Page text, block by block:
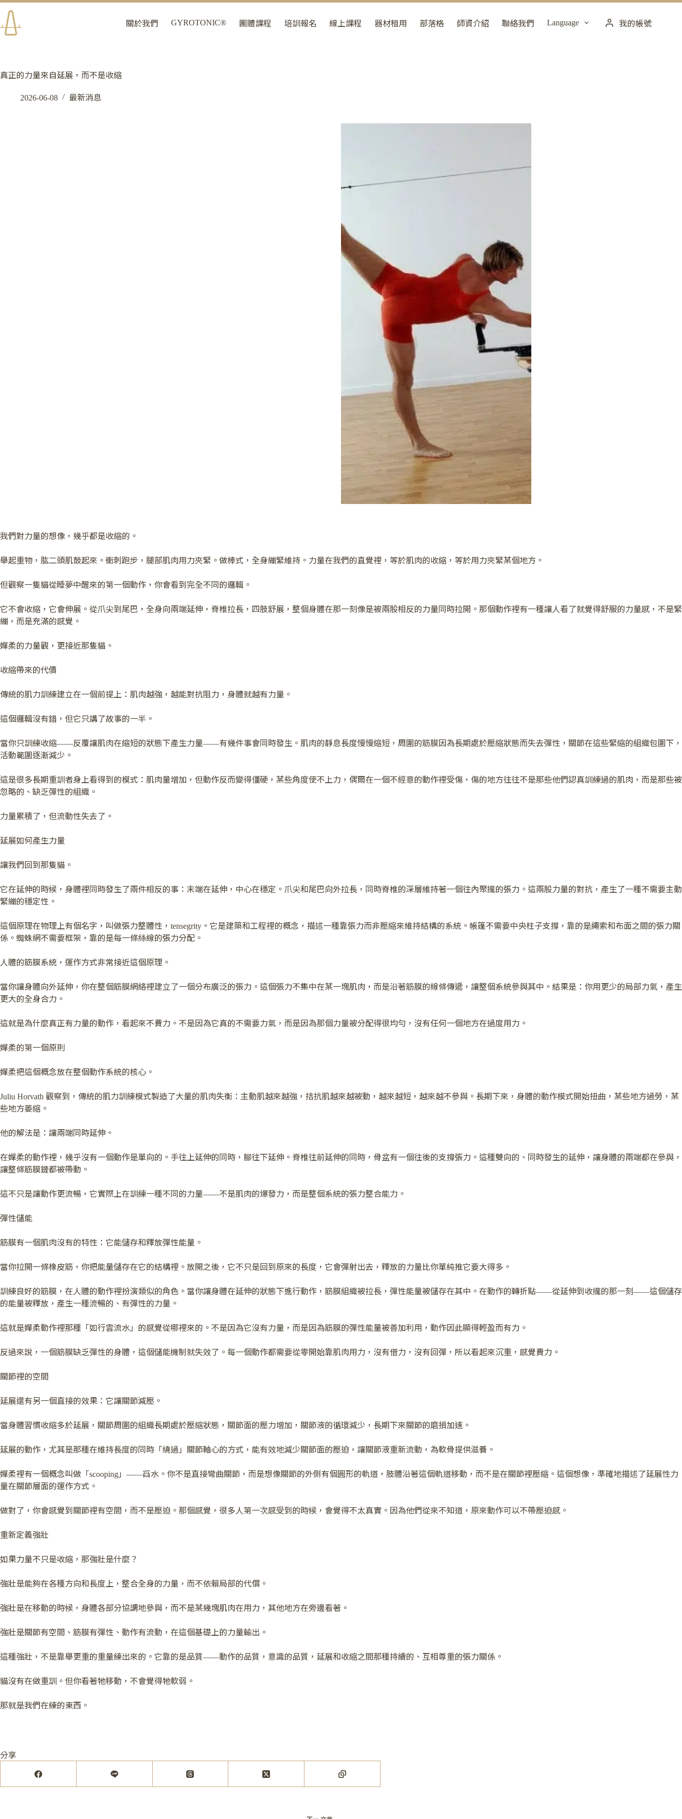
至
主
關於我們 GYROTONIC® 團體課程 培訓報名 線上課程 器材租用 部落格 師資介紹 聯絡我們 Language 我的帳號
真正的力量來自延展，而不是收縮
2026-06-08 最新消息
我們對力量的想像，幾乎都是收縮的。
舉起重物，肱二頭肌鼓起來。衝刺跑步，腿部肌肉用力夾緊。做棒式，全身繃緊維持。力量在我們的直覺裡，等於肌肉的收縮，等於用力夾緊某個地方。
但觀察一隻貓從睡夢中醒來的第一個動作，你會看到完全不同的邏輯。
它不會收縮，它會伸展。從爪尖到尾巴，全身向兩端延伸，脊椎拉長，四肢舒展，整個身體在那一刻像是被兩股相反的力量同時拉開。那個動作裡有一種讓人看了就覺得舒服的力量感，不是緊
繃，而是充滿的感覺。
嬋柔的力量觀，更接近那隻貓。
收縮帶來的代價
傳統的肌力訓練建立在一個前提上：肌肉越強，越能對抗阻力，身體就越有力量。
這個邏輯沒有錯，但它只講了故事的一半。
當你只訓練收縮——反覆讓肌肉在縮短的狀態下產生力量——有幾件事會同時發生。肌肉的靜息長度慢慢縮短，周圍的筋膜因為長期處於壓縮狀態而失去彈性，關節在這些緊縮的組織包圍下，
活動範圍逐漸減少。
這是很多長期重訓者身上看得到的模式：肌肉量增加，但動作反而變得僵硬，某些角度使不上力，偶爾在一個不經意的動作裡受傷，傷的地方往往不是那些他們認真訓練過的肌肉，而是那些被
忽略的、缺乏彈性的組織。
力量累積了，但流動性失去了。
延展如何產生力量
讓我們回到那隻貓。
它在延伸的時候，身體裡同時發生了兩件相反的事：末端在延伸，中心在穩定。爪尖和尾巴向外拉長，同時脊椎的深層維持著一個往內聚攏的張力。這兩股力量的對抗，產生了一種不需要主動
緊繃的穩定性。
這個原理在物理上有個名字，叫做張力整體性，tensegrity。它是建築和工程裡的概念，描述一種靠張力而非壓縮來維持結構的系統。帳篷不需要中央柱子支撐，靠的是繩索和布面之間的張力關
係。蜘蛛網不需要框架，靠的是每一條絲線的張力分配。
人體的筋膜系統，運作方式非常接近這個原理。
當你讓身體向外延伸，你在整個筋膜網絡裡建立了一個分布廣泛的張力。這個張力不集中在某一塊肌肉，而是沿著筋膜的線條傳遞，讓整個系統參與其中。結果是：你用更少的局部力氣，產生
更大的全身合力。
這就是為什麼真正有力量的動作，看起來不費力。不是因為它真的不需要力氣，而是因為那個力量被分配得很均勻，沒有任何一個地方在過度用力。
嬋柔的第一個原則
嬋柔把這個概念放在整個動作系統的核心。
Juliu Horvath 觀察到，傳統的肌力訓練模式製造了大量的肌肉失衡：主動肌越來越強，拮抗肌越來越被動，越來越短，越來越不參與。長期下來，身體的動作模式開始扭曲，某些地方過勞，某
些地方萎縮。
他的解法是：讓兩端同時延伸。
在嬋柔的動作裡，幾乎沒有一個動作是單向的。手往上延伸的同時，腳往下延伸。脊椎往前延伸的同時，骨盆有一個往後的支撐張力。這種雙向的、同時發生的延伸，讓身體的兩端都在參與，
讓整條筋膜鏈都被帶動。
這不只是讓動作更流暢，它實際上在訓練一種不同的力量——不是肌肉的爆發力，而是整個系統的張力整合能力。
彈性儲能
筋膜有一個肌肉沒有的特性：它能儲存和釋放彈性能量。
當你拉開一條橡皮筋，你把能量儲存在它的結構裡。放開之後，它不只是回到原來的長度，它會彈射出去，釋放的力量比你單純推它要大得多。
訓練良好的筋膜，在人體的動作裡扮演類似的角色。當你讓身體在延伸的狀態下進行動作，筋膜組織被拉長，彈性能量被儲存在其中。在動作的轉折點——從延伸到收攏的那一刻——這個儲存
的能量被釋放，產生一種流暢的、有彈性的力量。
這就是嬋柔動作裡那種「如行雲流水」的感覺從哪裡來的。不是因為它沒有力量，而是因為筋膜的彈性能量被善加利用，動作因此顯得輕盈而有力。
反過來說，一個筋膜缺乏彈性的身體，這個儲能機制就失效了。每一個動作都需要從零開始靠肌肉用力，沒有借力，沒有回彈，所以看起來沉重，感覺費力。
關節裡的空間
延展還有另一個直接的效果：它讓關節減壓。
當身體習慣收縮多於延展，關節周圍的組織長期處於壓縮狀態，關節面的壓力增加，關節液的循環減少，長期下來關節的磨損加速。
延展的動作，尤其是那種在維持長度的同時「繞過」關節軸心的方式，能有效地減少關節面的壓迫，讓關節液重新流動，為軟骨提供滋養。
嬋柔裡有一個概念叫做「scooping」——舀水。你不是直接彎曲關節，而是想像關節的外側有個圓形的軌道，肢體沿著這個軌道移動，而不是在關節裡壓縮。這個想像，準確地描述了延展性力
量在關節層面的運作方式。
做對了，你會感覺到關節裡有空間，而不是壓迫。那個感覺，很多人第一次感受到的時候，會覺得不太真實。因為他們從來不知道，原來動作可以不帶壓迫感。
重新定義強壯
如果力量不只是收縮，那強壯是什麼？
強壯是能夠在各種方向和長度上，整合全身的力量，而不依賴局部的代償。
強壯是在移動的時候，身體各部分協調地參與，而不是某幾塊肌肉在用力，其他地方在旁邊看著。
強壯是關節有空間、筋膜有彈性、動作有流動，在這個基礎上的力量輸出。
這種強壯，不是靠舉更重的重量練出來的。它靠的是品質——動作的品質，意識的品質，延展和收縮之間那種持續的、互相尊重的張力關係。
貓沒有在做重訓。但你看著牠移動，不會覺得牠軟弱。
那就是我們在練的東西。
分享